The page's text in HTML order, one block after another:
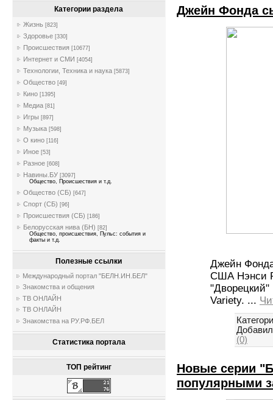
Категории раздела
Жизнь [823]
Здоровье [330]
Происшествия [10677]
Интернет и СМИ [4054]
Технологии, Техника и наука [5873]
Общество [49]
Кино [1395]
Медиа [81]
Игры [897]
Музыка [598]
О кино [116]
Иное [53]
Разное [608]
Навины.БУ [3097]
Общество, Происшествия и т.д.
Общество (СБ) [647]
Спорт (СБ) [96]
Происшествия (СБ) [186]
Белорусская нива (БН) [82]
Общество, происшествия, Пульс: события и
факты и т.д.
Полезные ссылки
Международный портал "БЕЛН.ИН.БЕЛ"
Знакомства и общения
ТВ ОНЛАЙН
ТВ ОНЛАЙН
Знакомства на РУ.РФ.БЕЛ
Статистика портала
ТОП рейтинг
Джейн Фонда
Джейн
США Нэнси
Variety. ...
(0)
Новые серии
популярными